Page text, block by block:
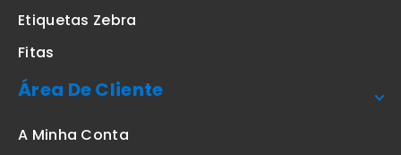
Etiquetas Zebra
Fitas
Área De Cliente
A Minha Conta